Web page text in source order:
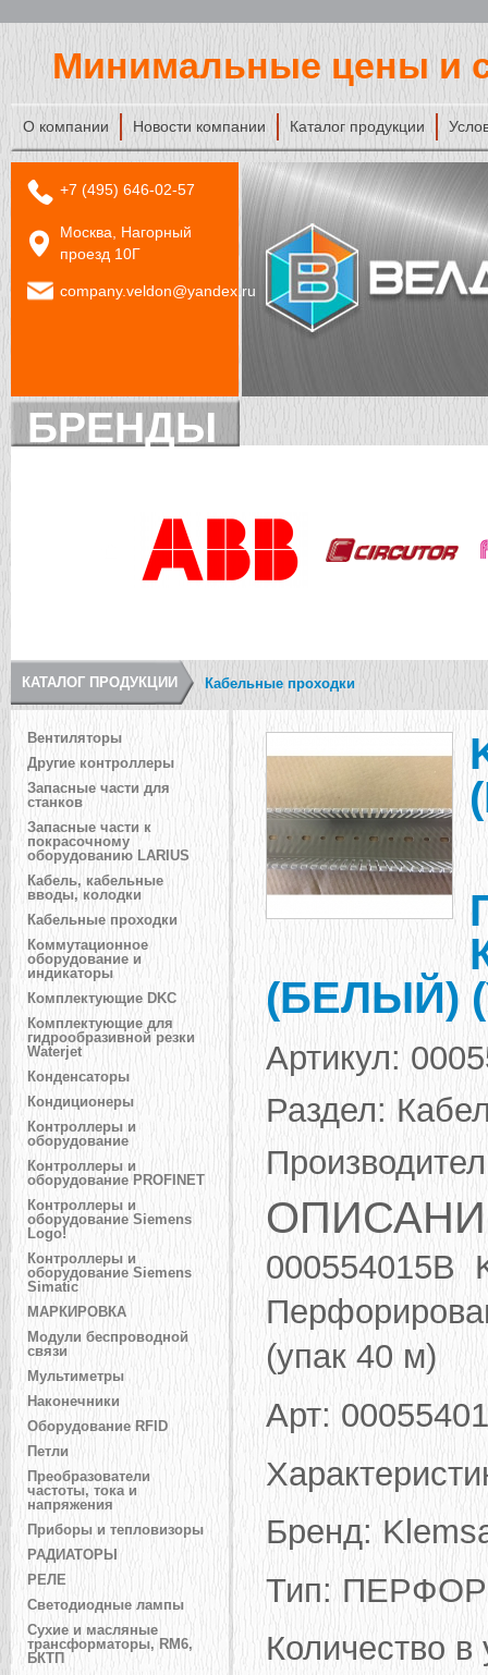
Минимальные цены и
О компании Новости компании Каталог продукции
+7 (495) 646-02-57
Москва, Нагорный
проезд 10Г
company.veldon@yandex.ru
БРЕНДЫ
КАТАЛОГ ПРОДУКЦИИ Кабельные проходки
Вентиляторы
Другие контроллеры
Запасные части для
станков
Запасные части к
покрасочному
оборудованию LARIUS
Кабель, кабельные
вводы, колодки
Кабельные проходки
Коммутационное
оборудование и
индикаторы
Комплектующие DKC
Комплектующие для
гидрообразивной резки
Waterjet
Конденсаторы
Кондиционеры
Контроллеры и
оборудование
Контроллеры и
оборудование PROFINET
Контроллеры и
оборудование Siemens
Logo!
Контроллеры и
оборудование Siemens
Simatic
МАРКИРОВКА
Модули беспроводной
связи
Мультиметры
Наконечники
Оборудование RFID
Петли
Преобразователи
частоты, тока и
напряжения
Приборы и тепловизоры
РАДИАТОРЫ
РЕЛЕ
Светодиодные лампы
Сухие и масляные
трансформаторы, RM6,
БКТП
(БЕЛЫЙ)
Артикул:
Раздел:
000554015B
(упак 40 м)
Арт:
Бренд:
Тип:
Количество